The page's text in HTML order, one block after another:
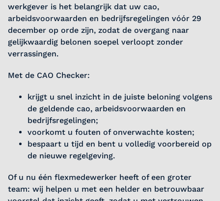
werkgever is het belangrijk dat uw cao,
arbeidsvoorwaarden en bedrijfsregelingen vóór 29
december op orde zijn, zodat de overgang naar
gelijkwaardig belonen soepel verloopt zonder
verrassingen.
Met de CAO Checker:
krijgt u snel inzicht in de juiste beloning volgens
de geldende cao, arbeidsvoorwaarden en
bedrijfsregelingen;
voorkomt u fouten of onverwachte kosten;
bespaart u tijd en bent u volledig voorbereid op
de nieuwe regelgeving.
Of u nu één flexmedewerker heeft of een groter
team: wij helpen u met een helder en betrouwbaar